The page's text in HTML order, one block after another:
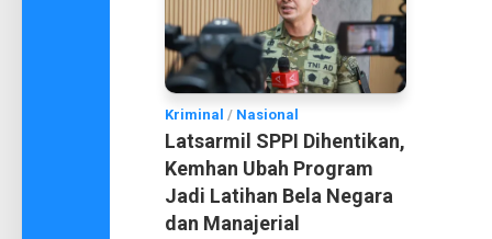
Kriminal / Nasional
Latsarmil SPPI Dihentikan,
Kemhan Ubah Program
Jadi Latihan Bela Negara
dan Manajerial